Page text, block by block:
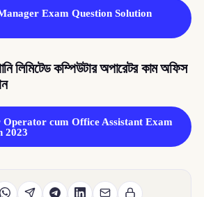
Exam Question Solution
লিমিটেড কম্পিউটার অপারেটর কাম অফিস
cum Office Assistant Exam
2023